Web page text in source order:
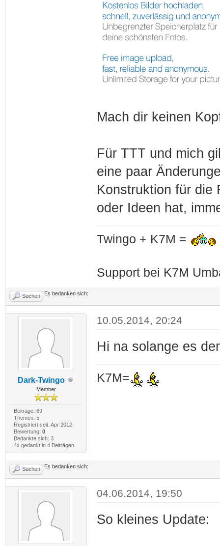
Mach dir keinen
Für TTT und mich
eine paar
Konstruktion für die
oder Ideen hat,
Twingo + K7M =
Support bei K7M
Suchen Es bedanken sich:
Dark-Twingo
Member
Beiträge: 69
Themen: 5
Registriert seit: Apr 2012
Bewertung: 0
Bedankte sich: 3
4x gedankt in 4 Beiträgen
10.05.2014, 20:24
Hi na solange es
K7M=
Suchen Es bedanken sich:
04.06.2014, 19:50
So kleines Update: